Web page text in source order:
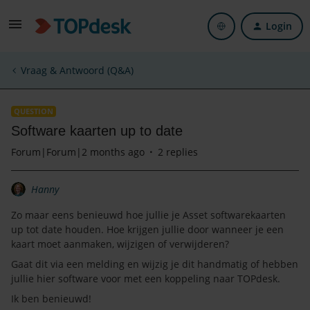
Login
Vraag & Antwoord (Q&A)
QUESTION
Software kaarten up to date
Forum|Forum|2 months ago 2 replies
Hanny
Zo maar eens benieuwd hoe jullie je Asset softwarekaarten
up tot date houden. Hoe krijgen jullie door wanneer je een
kaart moet aanmaken, wijzigen of verwijderen?
Gaat dit via een melding en wijzig je dit handmatig of hebben
jullie hier software voor met een koppeling naar TOPdesk.
Ik ben benieuwd!